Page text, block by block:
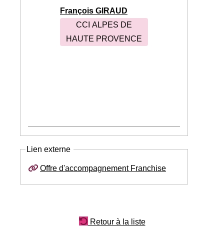
François GIRAUD
CCI ALPES DE
HAUTE PROVENCE
Lien externe
Offre d'accompagnement Franchise
Retour à la liste